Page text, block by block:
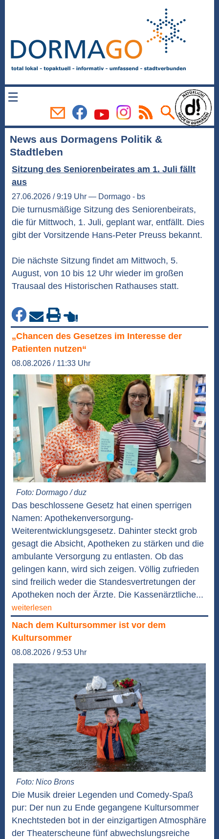
☰
News aus Dormagens Politik &
Stadtleben
Sitzung des Seniorenbeirates am 1. Juli fällt
aus
27.06.2026 / 9:19 Uhr — Dormago - bs
Die turnusmäßige Sitzung des Seniorenbeirats,
die für Mittwoch, 1. Juli, geplant war, entfällt. Dies
gibt der Vorsitzende Hans-Peter Preuss bekannt.
Die nächste Sitzung findet am Mittwoch, 5.
August, von 10 bis 12 Uhr wieder im großen
Trausaal des Historischen Rathauses statt.
„Chancen des Gesetzes im Interesse der
Patienten nutzen“
08.08.2026 / 11:33 Uhr
Foto: Dormago / duz
Das beschlossene Gesetz hat einen sperrigen
Namen: Apothekenversorgung-
Weiterentwicklungsgesetz. Dahinter steckt grob
gesagt die Absicht, Apotheken zu stärken und die
ambulante Versorgung zu entlasten. Ob das
gelingen kann, wird sich zeigen. Völlig zufrieden
sind freilich weder die Standesvertretungen der
Apotheken noch der Ärzte. Die Kassenärztliche...
weiterlesen
Nach dem Kultursommer ist vor dem
Kultursommer
08.08.2026 / 9:53 Uhr
Foto: Nico Brons
Die Musik dreier Legenden und Comedy-Spaß
pur: Der nun zu Ende gegangene Kultursommer
Knechtsteden bot in der einzigartigen Atmosphäre
der Theaterscheune fünf abwechslungsreiche